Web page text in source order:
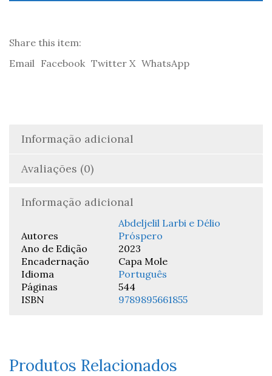
Português-
Abdeljelil
&
Share this item:
Email Facebook Twitter X WhatsApp
Informação adicional
Avaliações (0)
Informação adicional
Autores
Abdeljelil Larbi e Délio
Próspero
Ano de Edição
2023
Encadernação
Capa Mole
Idioma
Português
Páginas
544
ISBN
9789895661855
Produtos Relacionados